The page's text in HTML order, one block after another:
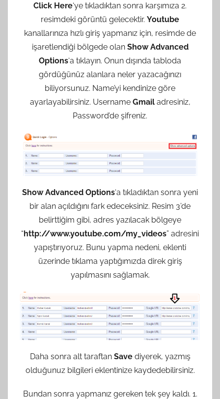
Click Here‘ye tıkladıktan sonra karşımıza 2.
resimdeki görüntü gelecektir. Youtube
kanallarınıza hızlı giriş yapmanız için, resimde de
işaretlendiği bölgede olan Show Advanced
Options‘a tıklayın. Onun dışında tabloda
gördüğünüz alanlara neler yazacağınızı
biliyorsunuz. Name’yi kendinize göre
ayarlayabilirsiniz. Username Gmailadresiniz,
Password’de şifreniz.
Show Advanced Options‘a tıkladıktan sonra yeni
bir alan açıldığını fark edeceksiniz. Resim 3’de
belirttiğim gibi, adres yazılacak bölgeye
“http://www.youtube.com/my_videos” adresini
yapıştırıyoruz. Bunu yapma nedeni, eklenti
üzerinde tıklama yaptığımızda direk giriş
yapılmasını sağlamak.
Daha sonra alt taraftan Savediyerek, yazmış
olduğunuz bilgileri eklentinize kaydedebilirsiniz.
Bundan sonra yapmanız gereken tek şey kaldı. 1.